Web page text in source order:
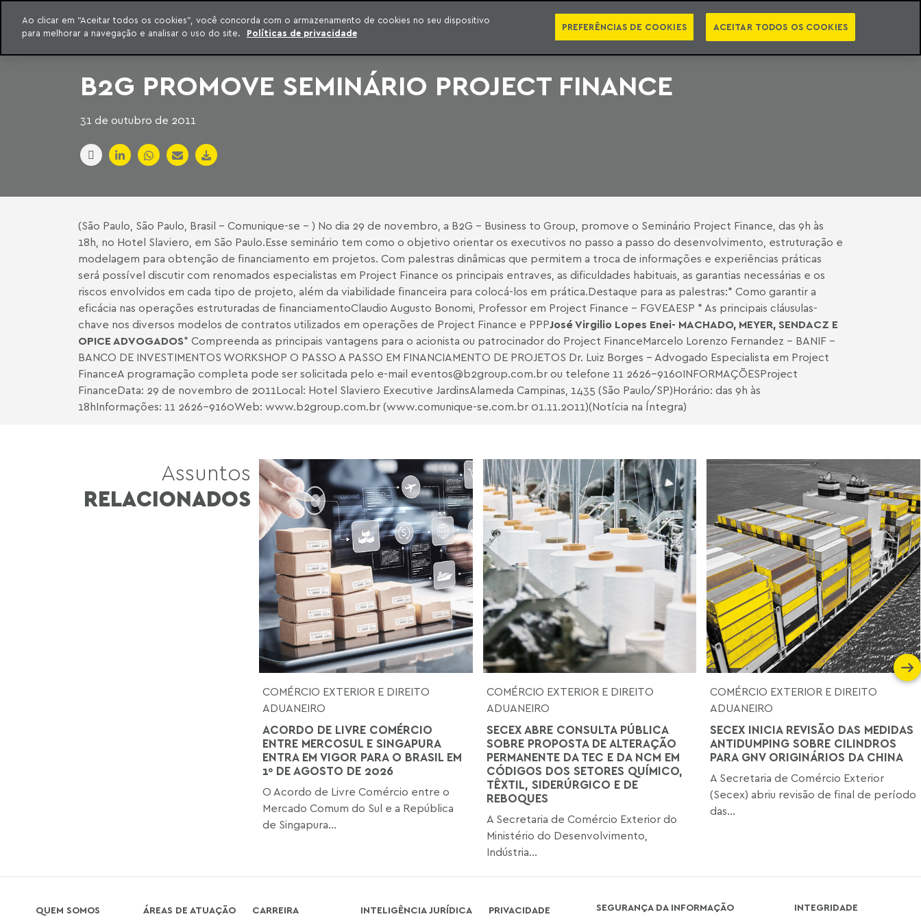
para o conteúdo
Machado Meyer
INTELIGÊNCIA JURÍDICA
CONTEÚDO EXCLUSIVO MACHADO MEYER ADVOGADOS
SÉRIES PUBLICAÇÕES EBOOKS PODCASTS NEWSLETTER VIDEOCASTS PT EN CATEGORIAS
B2G PROMOVE SEMINÁRIO PROJECT FINANCE
31 de outubro de 2011
(São Paulo, São Paulo, Brasil - Comunique-se - ) No dia 29 de novembro, a B2G - Business to Group, promove o Seminário Project Finance, das 9h às
18h, no Hotel Slaviero, em São Paulo.Esse seminário tem como o objetivo orientar os executivos no passo a passo do desenvolvimento, estruturação e
modelagem para obtenção de financiamento em projetos. Com palestras dinâmicas que permitem a troca de informações e experiências práticas
será possível discutir com renomados especialistas em Project Finance os principais entraves, as dificuldades habituais, as garantias necessárias e os
riscos envolvidos em cada tipo de projeto, além da viabilidade financeira para colocá-los em prática.Destaque para as palestras:* Como garantir a
eficácia nas operações estruturadas de financiamentoClaudio Augusto Bonomi, Professor em Project Finance - FGVEAESP * As principais cláusulas-
chave nos diversos modelos de contratos utilizados em operações de Project Finance e PPPJosé Virgilio Lopes Enei- MACHADO, MEYER, SENDACZ E
OPICE ADVOGADOS* Compreenda as principais vantagens para o acionista ou patrocinador do Project FinanceMarcelo Lorenzo Fernandez - BANIF -
BANCO DE INVESTIMENTOS WORKSHOP O PASSO A PASSO EM FINANCIAMENTO DE PROJETOS Dr. Luiz Borges - Advogado Especialista em Project
FinanceA programação completa pode ser solicitada pelo e-mail eventos@b2group.com.br ou telefone 11 2626-9160INFORMAÇÕESProject
FinanceData: 29 de novembro de 2011Local: Hotel Slaviero Executive JardinsAlameda Campinas, 1435 (São Paulo/SP)Horário: das 9h às
18hInformações: 11 2626-9160Web: www.b2group.com.br (www.comunique-se.com.br 01.11.2011)(Notícia na Íntegra)
Assuntos
RELACIONADOS
COMÉRCIO EXTERIOR E DIREITO
ADUANEIRO
ACORDO DE LIVRE COMÉRCIO
ENTRE MERCOSUL E SINGAPURA
ENTRA EM VIGOR PARA O BRASIL EM
1º DE AGOSTO DE 2026
O Acordo de Livre Comércio entre o
Mercado Comum do Sul e a República
de Singapura...
COMÉRCIO EXTERIOR E DIREITO
ADUANEIRO
SECEX ABRE CONSULTA PÚBLICA
SOBRE PROPOSTA DE ALTERAÇÃO
PERMANENTE DA TEC E DA NCM EM
CÓDIGOS DOS SETORES QUÍMICO,
TÊXTIL, SIDERÚRGICO E DE
REBOQUES
A Secretaria de Comércio Exterior do
Ministério do Desenvolvimento,
Indústria...
COMÉRCIO EXTERIOR E DIREITO
ADUANEIRO
SECEX INICIA REVISÃO DAS MEDIDAS
ANTIDUMPING SOBRE CILINDROS
PARA GNV ORIGINÁRIOS DA CHINA
A Secretaria de Comércio Exterior
(Secex) abriu revisão de final de período
das...
QUEM SOMOS ÁREAS DE ATUAÇÃO CARREIRA INTELIGÊNCIA JURÍDICA PRIVACIDADE SEGURANÇA DA INFORMAÇÃO INTEGRIDADE
Ao clicar em “Aceitar todos os cookies”, você concorda com o armazenamento de cookies no seu dispositivo
para melhorar a navegação e analisar o uso do site.
Políticas de privacidade
PREFERÊNCIAS DE COOKIES ACEITAR TODOS OS COOKIES